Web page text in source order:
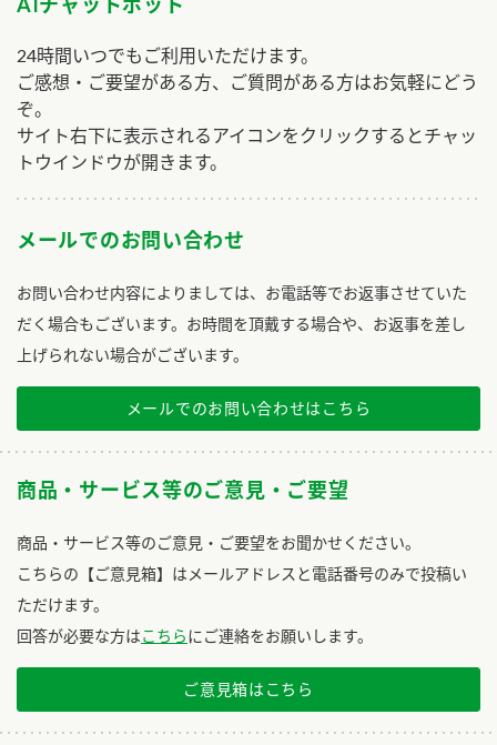
AIチャットボット
24時間いつでもご利用いただけます。
ご感想・ご要望がある方、ご質問がある方はお気軽にどう
ぞ。
サイト右下に表示されるアイコンをクリックするとチャッ
トウインドウが開きます。
メールでのお問い合わせ
お問い合わせ内容によりましては、お電話等でお返事させていた
だく場合もございます。お時間を頂戴する場合や、お返事を差し
上げられない場合がございます。
メールでのお問い合わせはこちら
商品・サービス等のご意見・ご要望
商品・サービス等のご意見・ご要望をお聞かせください。
こちらの【ご意見箱】はメールアドレスと電話番号のみで投稿い
ただけます。
回答が必要な方はこちらにご連絡をお願いします。
ご意見箱はこちら